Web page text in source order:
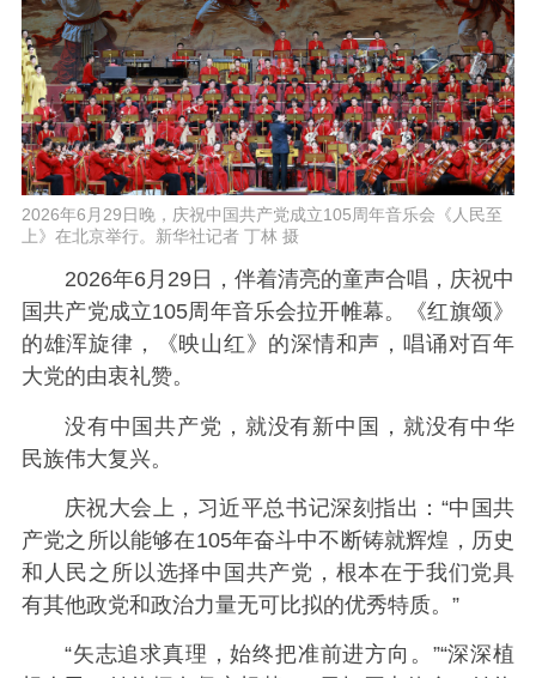
2026年6月29日晚，庆祝中国共产党成立105周年音乐会《人民至
上》在北京举行。新华社记者 丁林 摄
2026年6月29日，伴着清亮的童声合唱，庆祝中
国共产党成立105周年音乐会拉开帷幕。《红旗颂》
的雄浑旋律，《映山红》的深情和声，唱诵对百年
大党的由衷礼赞。
没有中国共产党，就没有新中国，就没有中华
民族伟大复兴。
庆祝大会上，习近平总书记深刻指出：“中国共
产党之所以能够在105年奋斗中不断铸就辉煌，历史
和人民之所以选择中国共产党，根本在于我们党具
有其他政党和政治力量无可比拟的优秀特质。”
“矢志追求真理，始终把准前进方向。”“深深植